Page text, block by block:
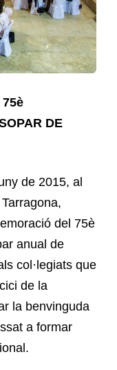
75è
DE
de 2015, al
del 75è
anual de
col·legiats que
de la
la benvinguda
a formar